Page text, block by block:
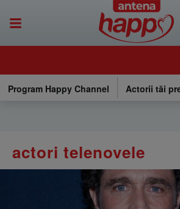
Program Happy Channel Actorii tăi
actori telenovele